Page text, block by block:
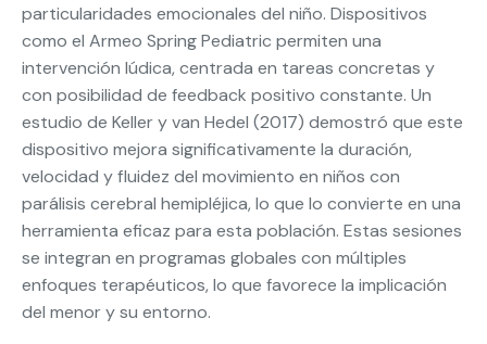
particularidades emocionales del niño. Dispositivos
como el Armeo Spring Pediatric permiten una
intervención lúdica, centrada en tareas concretas y
con posibilidad de feedback positivo constante. Un
estudio de Keller y van Hedel (2017) demostró que este
dispositivo mejora significativamente la duración,
velocidad y fluidez del movimiento en niños con
parálisis cerebral hemipléjica, lo que lo convierte en una
herramienta eficaz para esta población. Estas sesiones
se integran en programas globales con múltiples
enfoques terapéuticos, lo que favorece la implicación
del menor y su entorno.